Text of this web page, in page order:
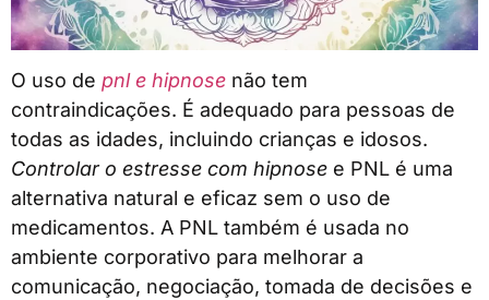
O uso de pnl e hipnose não tem
contraindicações. É adequado para pessoas de
todas as idades, incluindo crianças e idosos.
Controlar o estresse com hipnose e PNL é uma
alternativa natural e eficaz sem o uso de
medicamentos. A PNL também é usada no
ambiente corporativo para melhorar a
comunicação, negociação, tomada de decisões e